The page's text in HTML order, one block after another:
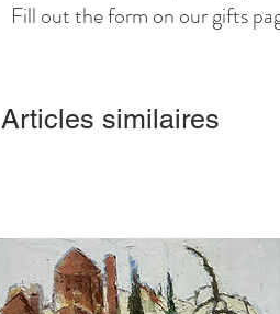
Fill out the form on our gifts
Articles similaires